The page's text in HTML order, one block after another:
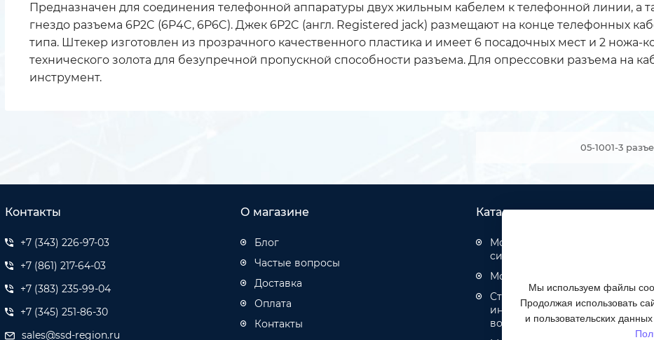
Предназначен для соединения телефонной аппаратуры двух жильным кабелем к телефонной линии, а
гнездо разъема 6P2C (6P4C, 6P6C). Джек 6P2C (англ. Registered jack) размещают на конце телефонных
типа. Штекер изготовлен из прозрачного качественного пластика и имеет 6 посадочных мест и 2 ножа-
технического золота для безупречной пропускной способности разъема. Для опрессовки разъема на
инструмент.
05-1001-3
Контакты
+7 (343) 226-97-03
+7 (861) 217-64-03
+7 (383) 235-99-04
+7 (345) 251-86-30
sales@ssd-region.ru
О магазине
Блог
Частые вопросы
Доставка
Оплата
Контакты
Каталог товаров
Монтаж структурированных
систем
Монтаж оптических кабелей
Строительство инженерной
инфраструктуры связи,
водоотведения
Мы используем файлы
Продолжая использовать
и пользовательских